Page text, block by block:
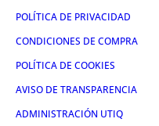
POLÍTICA DE PRIVACIDAD
CONDICIONES DE COMPRA
POLÍTICA DE COOKIES
AVISO DE TRANSPARENCIA
ADMINISTRACIÓN UTIQ